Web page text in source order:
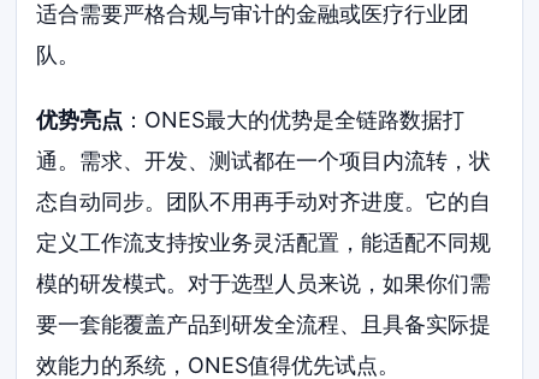
适合需要严格合规与审计的金融或医疗行业团
队。
优势亮点 ：ONES最大的优势是全链路数据打
通。需求、开发、测试都在一个项目内流转，状
态自动同步。团队不用再手动对齐进度。它的自
定义工作流支持按业务灵活配置，能适配不同规
模的研发模式。对于选型人员来说，如果你们需
要一套能覆盖产品到研发全流程、且具备实际提
效能力的系统，ONES值得优先试点。